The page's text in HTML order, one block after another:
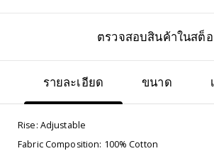
ตรวจสอบสินค้าในสต็
รายละเอียด ขนาด
Rise: Adjustable
Fabric Composition: 100% Cotton